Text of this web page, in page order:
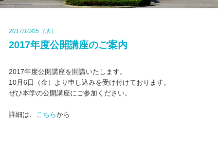
大学案内
資格・就職
2017/10/05（木）
2017年度公開講座のご案内
2017年度公開講座を開講いたします。
10月6日（金）より申し込みを受け付けております。
ぜひ本学の公開講座にご参加ください。
詳細は、 こちらから